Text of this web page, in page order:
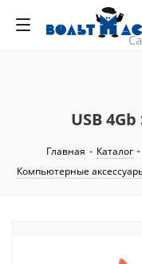
USB
Главная - Каталог
Компьютерные